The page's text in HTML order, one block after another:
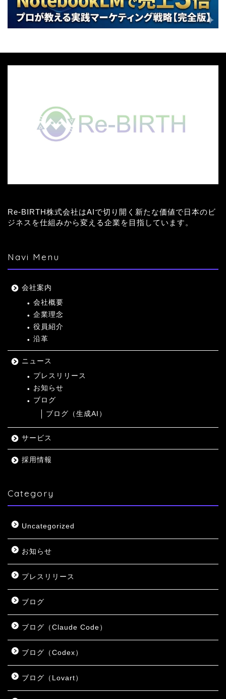
Re-BIRTH株式会社はAIで切り開く新たな価値で日本のビ
ジネスを仕組みから変える企業を目指しています。
Navi Menu
会社案内
会社概要
企業理念
役員紹介
沿革
ニュース
プレスリリース
お知らせ
ブログ
ブログ（生成AI）
サービス
採用情報
Category
Uncategorized
お知らせ
プレスリリース
ブログ
ブログ（Claude Code）
ブログ（Codex）
ブログ（Lovart）